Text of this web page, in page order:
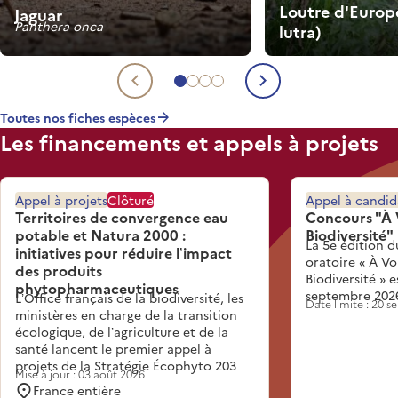
Aller à l'espèce 1
Aller à l'espèce 2
Aller à l'espèce 3
Aller à l'espèce 4
Jaguar
Panthera onca
Loutre
lutra)
Espèce précédente
Espèce
Toutes nos fiches espèces
Les financements et appels à projets
Territoires de convergence eau
potable et Natura 2000 :
initiatives pour réduire l’impact
des produits
phytopharmaceutiques
Appel à projetsClôturé
L’Office français de la biodiversité, les
ministères en charge de la transition
écologique, de l’agriculture et de la
santé lancent le premier appel à
projets de la Stratégie Écophyto 2030.
Inscrit dans l’action 3.3 de la Stratégie,
Mise à jour : 03 août 2026
France entière
Concours "À
Biodiversité"
Appel à
La 5e édition
oratoire « À
Biodiversité »
septembre
Date limite : 20